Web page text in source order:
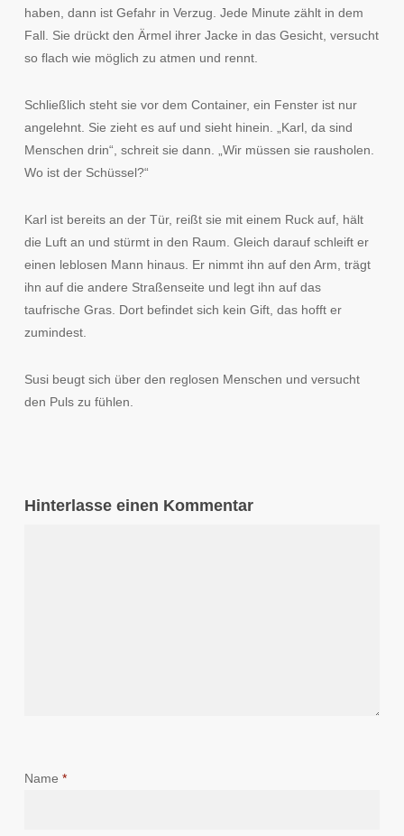
haben, dann ist Gefahr in Verzug. Jede Minute zählt in dem
Fall. Sie drückt den Ärmel ihrer Jacke in das Gesicht, versucht
so flach wie möglich zu atmen und rennt.
Schließlich steht sie vor dem Container, ein Fenster ist nur
angelehnt. Sie zieht es auf und sieht hinein. „Karl, da sind
Menschen drin“, schreit sie dann. „Wir müssen sie rausholen.
Wo ist der Schüssel?“
Karl ist bereits an der Tür, reißt sie mit einem Ruck auf, hält
die Luft an und stürmt in den Raum. Gleich darauf schleift er
einen leblosen Mann hinaus. Er nimmt ihn auf den Arm, trägt
ihn auf die andere Straßenseite und legt ihn auf das
taufrische Gras. Dort befindet sich kein Gift, das hofft er
zumindest.
Susi beugt sich über den reglosen Menschen und versucht
den Puls zu fühlen.
Hinterlasse einen Kommentar
Name *